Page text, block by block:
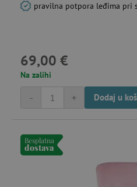
pravilna potpora leđima pri
69,00 €
Na zalihi
+
- Dodaj u
Besplatna
dostava